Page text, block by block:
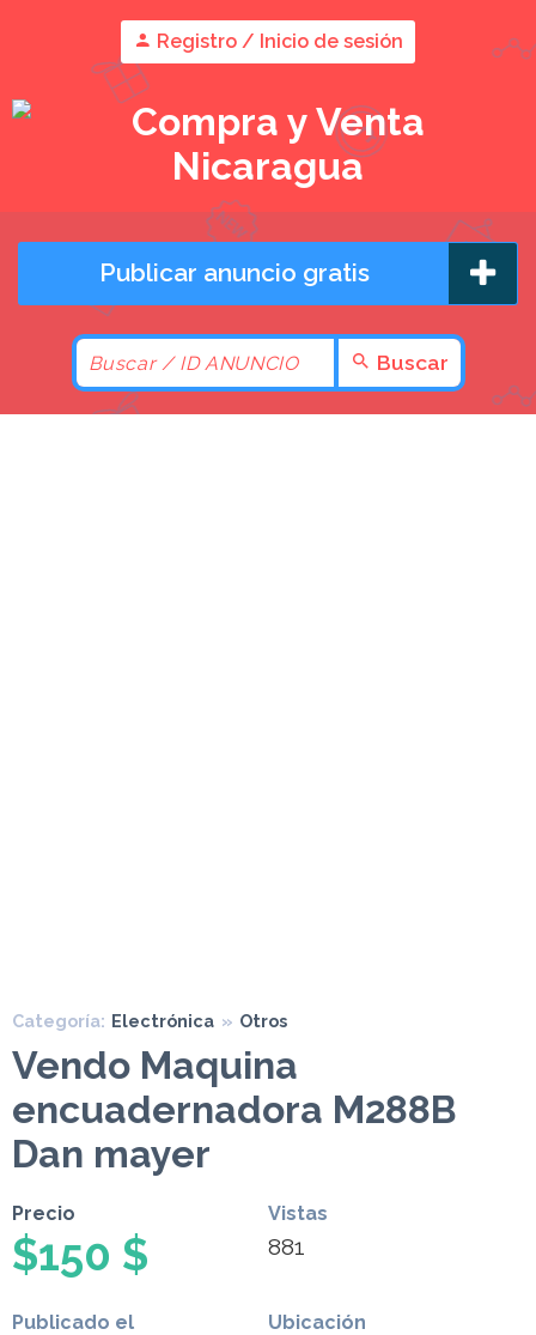
Registro / Inicio de sesión
Publicar anuncio gratis
Buscar
Categoría: Electrónica » Otros
Vendo Maquina
encuadernadora M288B
Dan mayer
Precio
$150 $
Vistas
881
Publicado el Ubicación